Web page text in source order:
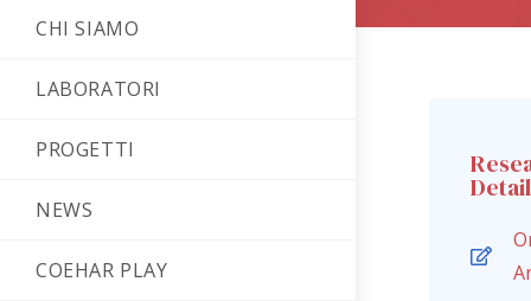
CHI SIAMO
LABORATORI
PROGETTI
NEWS
COEHAR PLAY
Detail